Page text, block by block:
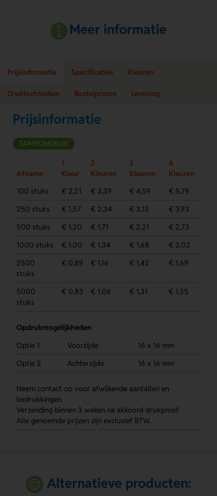
Meer informatie
Prijsinformatie Specificaties Kleuren
Druktechnieken Bestelproces Levering
Prijsinformatie
TAMPONDRUK
Afname
1
Kleur
2
Kleuren
3
Kleuren
4
Kleuren
100 stuks
€ 2,21 € 3,39 € 4,59
€ 5,79
250 stuks
€ 1,57 € 2,34 € 3,13
€ 3,93
500 stuks
€ 1,20 € 1,71 € 2,21
€ 2,73
1000 stuks
€ 1,00 € 1,34 € 1,68
€ 2,02
2500
stuks
€ 0,89 € 1,16 € 1,42 € 1,69
5000
stuks
€ 0,83 € 1,06 € 1,31 € 1,55
Opdrukmogelijkheden
Optie 1
Voorzijde
16 x 16 mm
Optie 2
Achterzijde 16 x 16 mm
Neem contact op voor afwijkende aantallen en
bedrukkingen.
Verzending binnen 3 weken na akkoord drukproef.
Alle genoemde prijzen zijn exclusief BTW.
Alternatieve producten: